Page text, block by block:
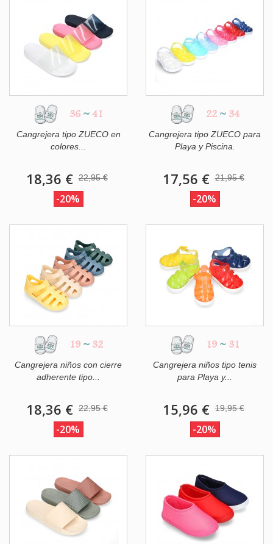
36 ~ 41
Cangrejera tipo ZUECO en
colores...
18,36 € 22,95 €
-20%
22 ~ 34
Cangrejera tipo ZUECO para
Playa y Piscina.
17,56 € 21,95 €
-20%
19 ~ 32
Cangrejera niños con cierre
adherente tipo...
18,36 € 22,95 €
-20%
19 ~ 31
Cangrejera niños tipo tenis
para Playa y...
15,96 € 19,95 €
-20%